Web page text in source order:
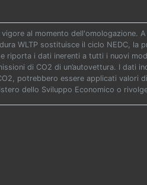
al momento dell'omologazione.
WLTP sostituisce il ciclo NEDC, la
riporta i dati inerenti a tutti i nuovi
di CO2 di un’autovettura. I dati
potrebbero essere applicati valori
dello Sviluppo Economico o